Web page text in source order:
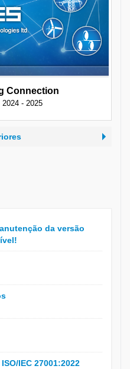
Connection
- 2025
da versão
IEC 27001:2022